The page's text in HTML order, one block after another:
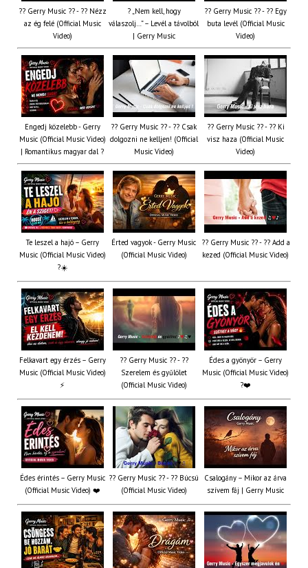
?? Gerry Music ?? - ?? Nézz
az ég felé (Official Music
Video)
? „Nem kell, hogy
válaszolj…” – Levél a távolból
| Gerry Music
?? Gerry Music ?? - ?? Egy
buta levél (Official Music
Video)
Engedj közelebb - Gerry
Music (Official Music Video)
| Romantikus magyar dal ?
?? Gerry Music ?? - ?? Csak
dolgozni ne kelljen! (Official
Music Video)
?? Gerry Music ?? - ?? Ki
visz haza (Official Music
Video)
Te leszel a hajó – Gerry
Music (Official Music Video)
?☀️
Érted vagyok - Gerry Music
(Official Music Video)
?? Gerry Music ?? - ?? Add a
kezed (Official Music Video)
Felkavart egy érzés – Gerry
Music (Official Music Video)
⚡
?? Gerry Music ?? - ??
Szerelem és gyűlölet
(Official Music Video)
Édes a gyönyör – Gerry
Music (Official Music Video)
?❤️
Édes érintés – Gerry Music
(Official Music Video) ❤️
?? Gerry Music ?? - ?? Búcsú
(Official Music Video)
Csalogány – Mikor az árva
szívem fáj | Gerry Music